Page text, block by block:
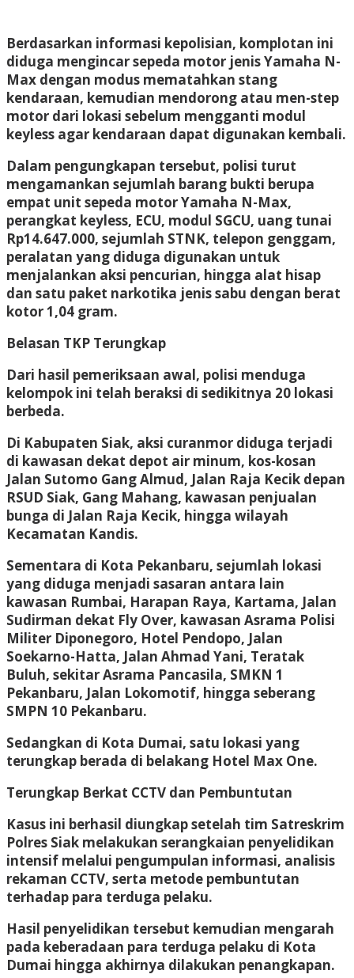
Berdasarkan informasi kepolisian, komplotan ini
diduga mengincar sepeda motor jenis Yamaha N-
Max dengan modus mematahkan stang
kendaraan, kemudian mendorong atau men-step
motor dari lokasi sebelum mengganti modul
keyless agar kendaraan dapat digunakan kembali.
Dalam pengungkapan tersebut, polisi turut
mengamankan sejumlah barang bukti berupa
empat unit sepeda motor Yamaha N-Max,
perangkat keyless, ECU, modul SGCU, uang tunai
Rp14.647.000, sejumlah STNK, telepon genggam,
peralatan yang diduga digunakan untuk
menjalankan aksi pencurian, hingga alat hisap
dan satu paket narkotika jenis sabu dengan berat
kotor 1,04 gram.
Belasan TKP Terungkap
Dari hasil pemeriksaan awal, polisi menduga
kelompok ini telah beraksi di sedikitnya 20 lokasi
berbeda.
Di Kabupaten Siak, aksi curanmor diduga terjadi
di kawasan dekat depot air minum, kos-kosan
Jalan Sutomo Gang Almud, Jalan Raja Kecik depan
RSUD Siak, Gang Mahang, kawasan penjualan
bunga di Jalan Raja Kecik, hingga wilayah
Kecamatan Kandis.
Sementara di Kota Pekanbaru, sejumlah lokasi
yang diduga menjadi sasaran antara lain
kawasan Rumbai, Harapan Raya, Kartama, Jalan
Sudirman dekat Fly Over, kawasan Asrama Polisi
Militer Diponegoro, Hotel Pendopo, Jalan
Soekarno-Hatta, Jalan Ahmad Yani, Teratak
Buluh, sekitar Asrama Pancasila, SMKN 1
Pekanbaru, Jalan Lokomotif, hingga seberang
SMPN 10 Pekanbaru.
Sedangkan di Kota Dumai, satu lokasi yang
terungkap berada di belakang Hotel Max One.
Terungkap Berkat CCTV dan Pembuntutan
Kasus ini berhasil diungkap setelah tim Satreskrim
Polres Siak melakukan serangkaian penyelidikan
intensif melalui pengumpulan informasi, analisis
rekaman CCTV, serta metode pembuntutan
terhadap para terduga pelaku.
Hasil penyelidikan tersebut kemudian mengarah
pada keberadaan para terduga pelaku di Kota
Dumai hingga akhirnya dilakukan penangkapan.